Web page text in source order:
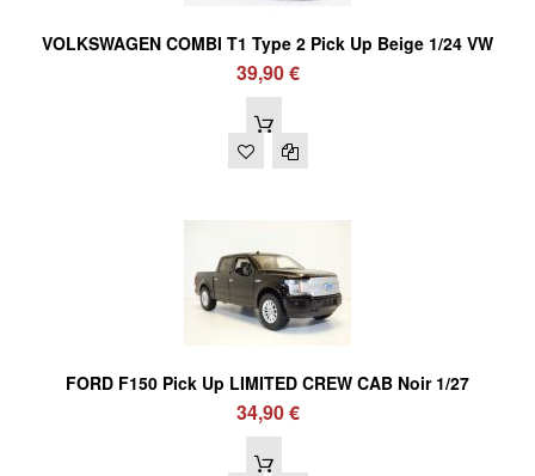
VOLKSWAGEN COMBI T1 Type 2 Pick Up Beige 1/24 VW
39,90 €
FORD F150 Pick Up LIMITED CREW CAB Noir 1/27
34,90 €